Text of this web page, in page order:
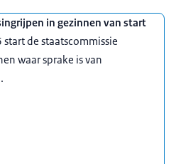
in gezinnen van start
de staatscommissie
waar sprake is van